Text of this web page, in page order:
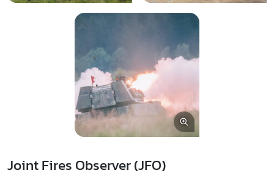
Bild vergrößern
Joint Fires Observer (JFO)